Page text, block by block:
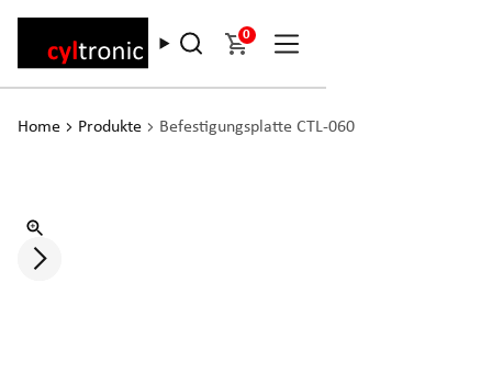
0
Home Produkte Befestigungsplatte CTL-060